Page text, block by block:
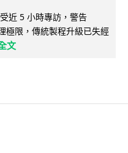
近 5 小時專訪，警告
極限，傳統製程升級已失經
文